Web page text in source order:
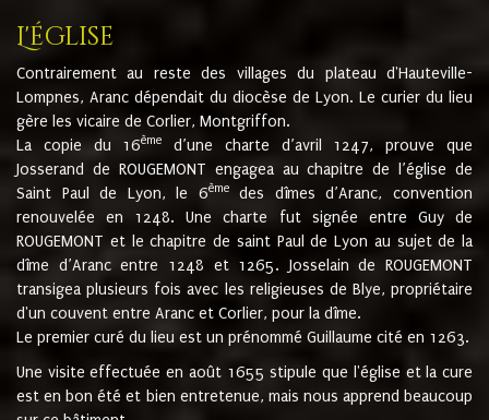
L'église
Contrairement au reste des villages du plateau d'Hauteville-
Lompnes, Aranc dépendait du diocèse de Lyon. Le curier du lieu
gère les vicaire de Corlier, Montgriffon.
La copie du 16ème
d’une charte d’avril 1247, prouve que
Josserand de ROUGEMONT engagea au chapitre de l’église de
Saint Paul de Lyon, le 6èmedes dîmes d’Aranc, convention
renouvelée en 1248. Une charte fut signée entre Guy de
ROUGEMONT et le chapitre de saint Paul de Lyon au sujet de la
dîme d’Aranc entre 1248 et 1265. Josselain de ROUGEMONT
transigea plusieurs fois avec les religieuses de Blye, propriétaire
d'un couvent entre Aranc et Corlier, pour la dîme.
Le premier curé du lieu est un prénommé Guillaume cité en 1263.
Une visite effectuée en août 1655 stipule que l'église et la cure
est en bon été et bien entretenue, mais nous apprend beaucoup